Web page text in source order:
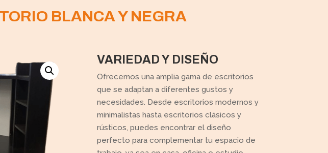
BLANCA Y NEGRA
VARIEDAD Y DISEÑO
Ofrecemos una amplia gama de escritorios
que se adaptan a diferentes gustos y
necesidades. Desde escritorios modernos y
minimalistas hasta escritorios clásicos y
rústicos, puedes encontrar el diseño
perfecto para complementar tu espacio de